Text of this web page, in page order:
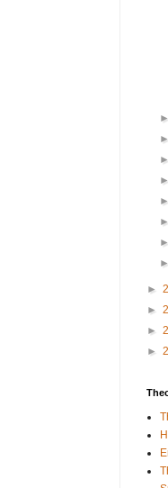
►
►
►
►